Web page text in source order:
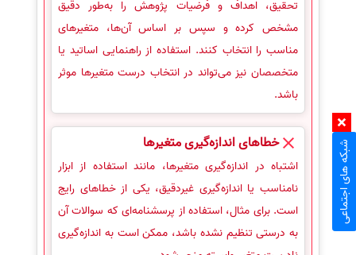
تحقیق، اهداف و فرضیات پژوهش را به‌طور دقیق
مشخص کرده و سپس بر اساس آن‌ها، متغیرهای
مناسب را انتخاب کنند. استفاده از راهنمایی اساتید یا
متخصصان نیز می‌تواند در انتخاب درست متغیرها موثر
باشد.
خطاهای اندازه‌گیری متغیرها
اشتباه در اندازه‌گیری متغیرها، مانند استفاده از ابزار
نامناسب یا اندازه‌گیری غیردقیق، یکی از خطاهای رایج
است. برای مثال، استفاده از پرسشنامه‌ای که سوالات آن
به درستی تنظیم نشده باشد، ممکن است به اندازه‌گیری
شبکه های اجتماعی